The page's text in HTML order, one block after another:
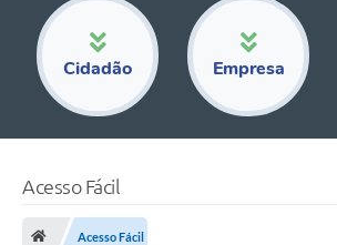
Telefones Úteis
Educação
Cidadão Empresa
Acesso Fácil
Acesso Fácil